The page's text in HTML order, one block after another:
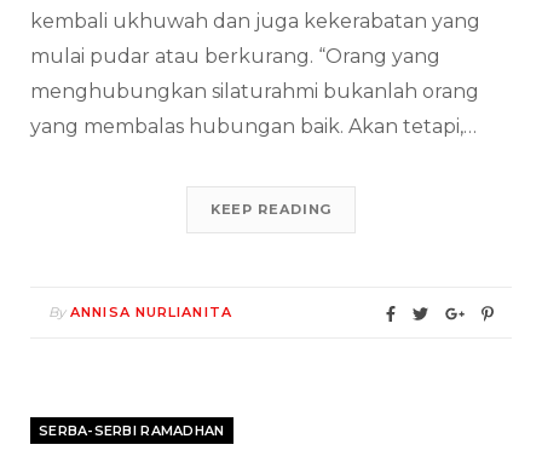
kembali ukhuwah dan juga kekerabatan yang
mulai pudar atau berkurang. “Orang yang
menghubungkan silaturahmi bukanlah orang
yang membalas hubungan baik. Akan tetapi,…
KEEP READING
By ANNISA NURLIANITA
SERBA-SERBI RAMADHAN